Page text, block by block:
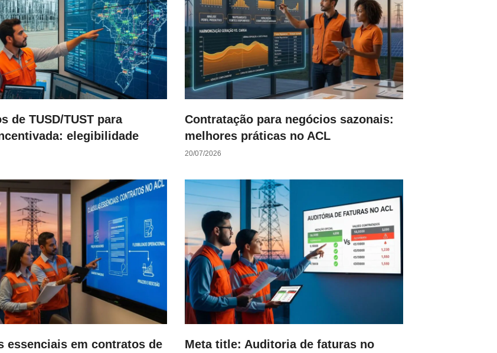
de TUSD/TUST para
elegibilidade
Contratação para negócios sazonais:
melhores práticas no ACL
20/07/2026
essenciais em contratos de
Meta title: Auditoria de faturas no